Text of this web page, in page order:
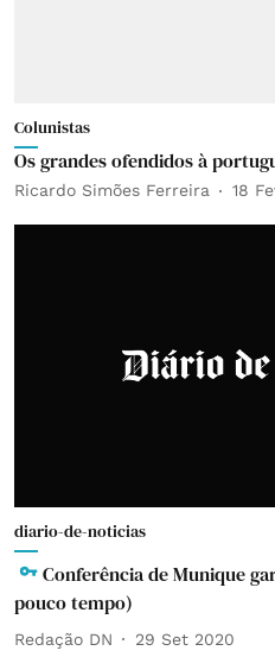
Colunistas
Os grandes ofendidos à
Ricardo Simões Ferreira 18
diario-de-noticias
Conferência de Munique
pouco tempo)
Redação DN 29 Set 2020